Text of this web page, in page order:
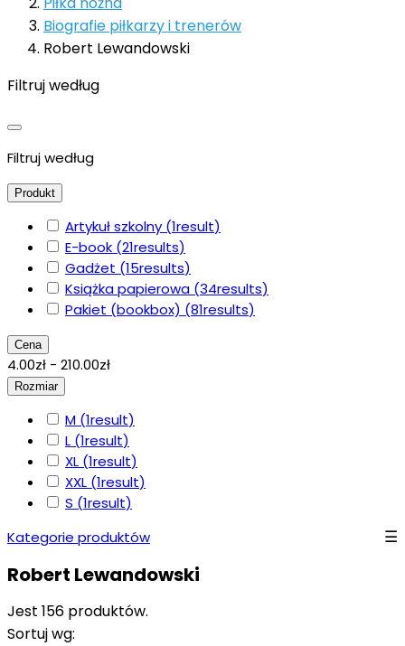
Biografie piłkarzy i trenerów
Robert Lewandowski
Filtruj według
Filtruj według
Produkt
Artykuł szkolny (1result)
E-book (21results)
Gadżet (15results)
Książka papierowa (34results)
Pakiet (bookbox) (81results)
Cena
4.00zł - 210.00zł
Rozmiar
M (1result)
L (1result)
XL (1result)
XXL (1result)
S (1result)
Kategorie produktów
Robert Lewandowski
Jest 156 produktów.
Sortuj wg: